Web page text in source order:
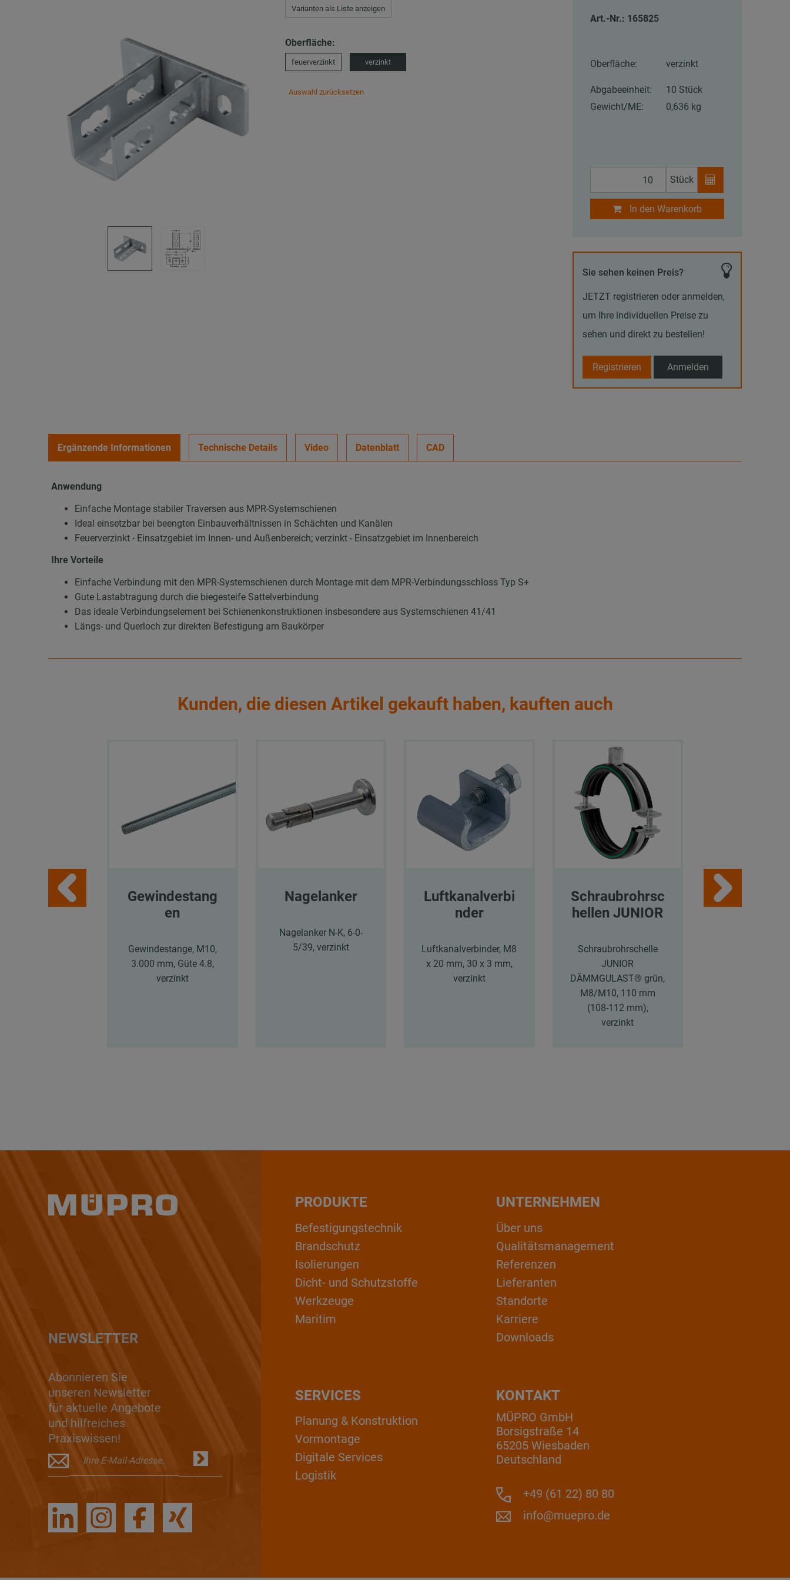
Varianten als Liste anzeigen
Oberfläche:
feuerverzinkt verzinkt
Auswahl zurücksetzen
Art.-Nr.: 165825
Oberfläche: verzinkt
Abgabeeinheit:
10 Stück
Gewicht/ME:
0,636 kg
Stück
In den Warenkorb
Sie sehen keinen Preis?
JETZT registrieren oder anmelden,
um Ihre individuellen Preise zu
sehen und direkt zu bestellen!
Registrieren Anmelden
Ergänzende Informationen Technische Details Video Datenblatt CAD
Anwendung
Einfache Montage stabiler Traversen aus MPR-Systemschienen
Ideal einsetzbar bei beengten Einbauverhältnissen in Schächten und Kanälen
Feuerverzinkt - Einsatzgebiet im Innen- und Außenbereich; verzinkt - Einsatzgebiet im Innenbereich
Ihre Vorteile
Einfache Verbindung mit den MPR-Systemschienen durch Montage mit dem MPR-Verbindungsschloss Typ S+
Gute Lastabtragung durch die biegesteife Sattelverbindung
Das ideale Verbindungselement bei Schienenkonstruktionen insbesondere aus Systemschienen 41/41
Längs- und Querloch zur direkten Befestigung am Baukörper
Kunden, die diesen Artikel gekauft haben, kauften auch
Gewindestang
en
Gewindestange, M10,
3.000 mm, Güte 4.8,
verzinkt
Nagelanker
Nagelanker N-K, 6-0-
5/39, verzinkt
Luftkanalverbi
nder
Luftkanalverbinder, M8
x 20 mm, 30 x 3 mm,
verzinkt
Schraubrohrsc
hellen JUNIOR
Schraubrohrschelle
JUNIOR
DÄMMGULAST® grün,
M8/M10, 110 mm
(108-112 mm),
verzinkt
NEWSLETTER
Abonnieren Sie
unseren Newsletter
für aktuelle Angebote
und hilfreiches
Praxiswissen!
PRODUKTE
Befestigungstechnik
Brandschutz
Isolierungen
Dicht- und Schutzstoffe
Werkzeuge
Maritim
UNTERNEHMEN
Über uns
Qualitätsmanagement
Referenzen
Lieferanten
Standorte
Karriere
Downloads
KONTAKT
MÜPRO GmbH
Borsigstraße 14
65205 Wiesbaden
Deutschland
+49 (61 22) 80 80
info@muepro.de
SERVICES
Planung & Konstruktion
Vormontage
Digitale Services
Logistik